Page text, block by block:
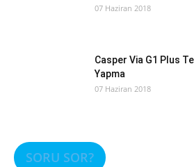
07 Haziran 2018
Casper Via G1 Plus
Yapma
07 Haziran 2018
SORU SOR?